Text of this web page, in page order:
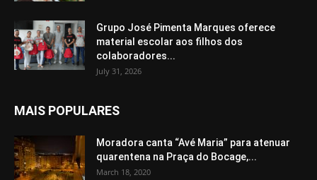
Grupo José Pimenta Marques oferece
material escolar aos filhos dos
colaboradores...
July 31, 2026
MAIS POPULARES
Moradora canta “Avé Maria” para atenuar
quarentena na Praça do Bocage,...
March 18, 2020